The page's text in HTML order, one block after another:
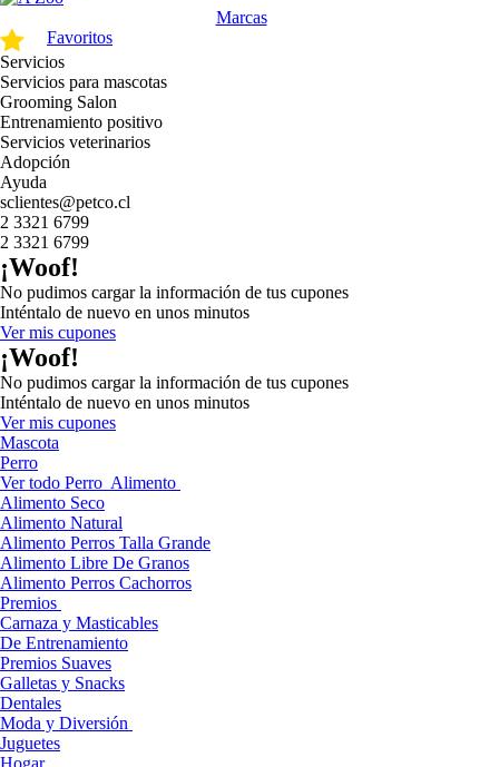
Marcas
Favoritos
Servicios
Servicios para mascotas
Grooming Salon
Entrenamiento positivo
Servicios veterinarios
Adopción
Ayuda
sclientes@petco.cl
2 3321 6799
2 3321 6799
¡Woof!
No pudimos cargar la información de tus cupones
Inténtalo de nuevo en unos minutos
Ver mis cupones
¡Woof!
No pudimos cargar la información de tus cupones
Inténtalo de nuevo en unos minutos
Ver mis cupones
Mascota
Perro
Ver todo Perro Alimento
Alimento Seco
Alimento Natural
Alimento Perros Talla Grande
Alimento Libre De Granos
Alimento Perros Cachorros
Premios
Carnaza y Masticables
De Entrenamiento
Premios Suaves
Galletas y Snacks
Dentales
Moda y Diversión
Juguetes
Hogar